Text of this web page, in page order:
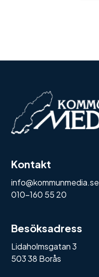
Kontakt
info@kommunmedia.se
010-160 55 20
Besöksadress
Lidaholmsgatan 3
503 38 Borås